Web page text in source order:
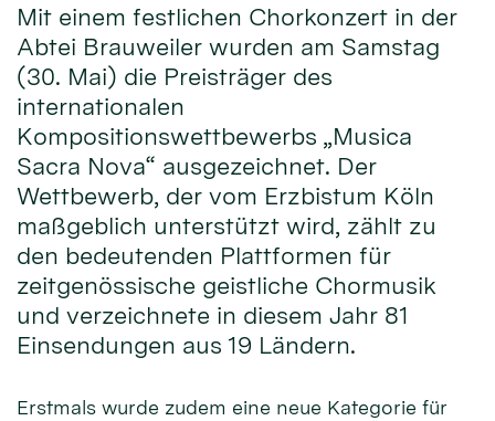
Mit einem festlichen Chorkonzert in der
Abtei Brauweiler wurden am Samstag
(30. Mai) die Preisträger des
internationalen
Kompositionswettbewerbs „Musica
Sacra Nova“ ausgezeichnet. Der
Wettbewerb, der vom Erzbistum Köln
maßgeblich unterstützt wird, zählt zu
den bedeutenden Plattformen für
zeitgenössische geistliche Chormusik
und verzeichnete in diesem Jahr 81
Einsendungen aus 19 Ländern.
Erstmals wurde zudem eine neue Kategorie für